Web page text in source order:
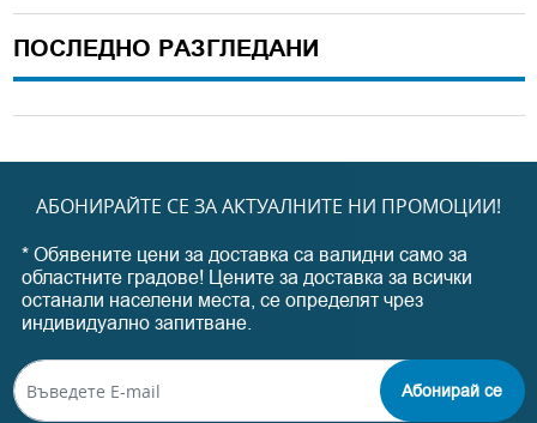
ПОСЛЕДНО РАЗГЛЕДАНИ
АБОНИРАЙТЕ СЕ ЗА АКТУАЛНИТЕ НИ ПРОМОЦИИ!
* Обявените цени за доставка са валидни само за
областните градове! Цените за доставка за всички
останали населени места, се определят чрез
индивидуално запитване.
Абонирай се